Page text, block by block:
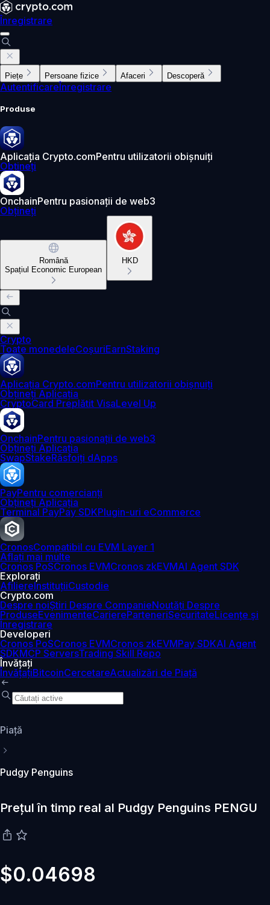
Înregistrare
Piețe Persoane fizice Afaceri Descoperă
AutentificareÎnregistrare
Produse
Aplicația Crypto.comPentru utilizatorii obișnuiți
Obțineți
OnchainPentru pasionații de web3
Obțineți
Română
Spațiul Economic European
HKD
Crypto
Toate monedeleCoșuriEarnStaking
Aplicația Crypto.comPentru utilizatorii obișnuiți
Obțineți Aplicația
CryptoCard Preplătit VisaLevel Up
OnchainPentru pasionații de web3
Obțineți Aplicația
SwapStakeRăsfoiți dApps
PayPentru comercianți
Obțineți Aplicația
Terminal PayPay SDKPlugin-uri eCommerce
CronosCompatibil cu EVM Layer 1
Aflați mai multe
Cronos PoSCronos EVMCronos zkEVMAI Agent SDK
Explorați
AfiliereInstituțiiCustodie
Crypto.com
Despre noiȘtiri Despre CompanieNoutăți Despre
ProduseEvenimenteCariereParteneriSecuritateLicențe și
Înregistrare
Developeri
Cronos PoSCronos EVMCronos zkEVMPay SDKAI Agent
SDKMCP ServersTrading Skill Repo
Învățați
ÎnvățațiBitcoinCercetareActualizări de Piață
Piaţă
Pudgy Penguins
Prețul în timp real al Pudgy Penguins PENGU
$0.04698